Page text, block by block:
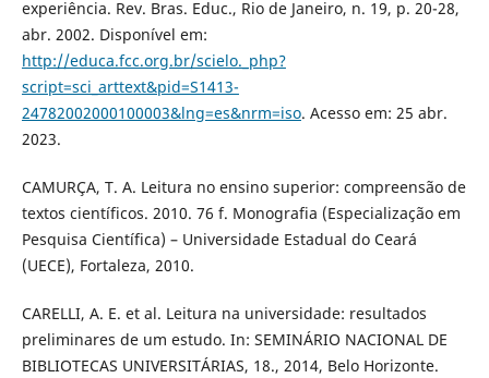
experiência. Rev. Bras. Educ., Rio de Janeiro, n. 19, p. 20-28,
abr. 2002. Disponível em:
http://educa.fcc.org.br/scielo._php?
script=sci_arttext&pid=S1413-
24782002000100003&lng=es&nrm=iso. Acesso em: 25 abr.
2023.
CAMURÇA, T. A. Leitura no ensino superior: compreensão de
textos científicos. 2010. 76 f. Monografia (Especialização em
Pesquisa Científica) – Universidade Estadual do Ceará
(UECE), Fortaleza, 2010.
CARELLI, A. E. et al. Leitura na universidade: resultados
preliminares de um estudo. In: SEMINÁRIO NACIONAL DE
BIBLIOTECAS UNIVERSITÁRIAS, 18., 2014, Belo Horizonte.